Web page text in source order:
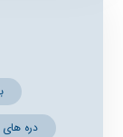
دره های